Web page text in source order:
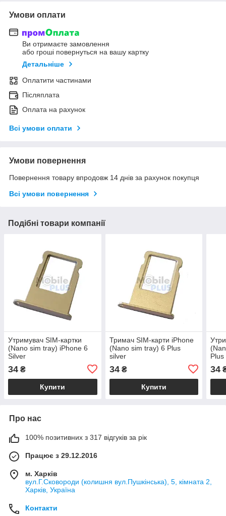
Умови оплати
Ви отримаєте замовлення
або гроші повернуться на вашу картку
Детальніше
Оплатити частинами
Післяплата
Оплата на рахунок
Всі умови оплати
Умови повернення
Повернення товару впродовж 14 днів за рахунок покупця
Всі умови повернення
Подібні товари компанії
Утримувач SIM-картки
(Nano sim tray) iPhone 6
Silver
34 ₴
Купити
Тримач SIM-карти iPhone
(Nano sim tray) 6 Plus
silver
34₴
Купити
Plus
34
Про нас
100% позитивних з 317 відгуків за рік
Працює з 29.12.2016
м. Харків
вул.Г.Сковороди (колишня вул.Пушкінська), 5, кімната 2,
Харків, Україна
Контакти